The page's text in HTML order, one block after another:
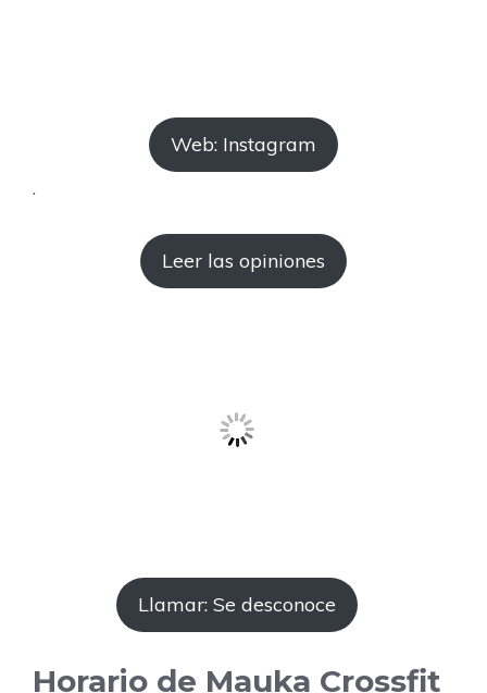
Web: Instagram
.
Leer las opiniones
Llamar: Se desconoce
Horario de Mauka Crossfit